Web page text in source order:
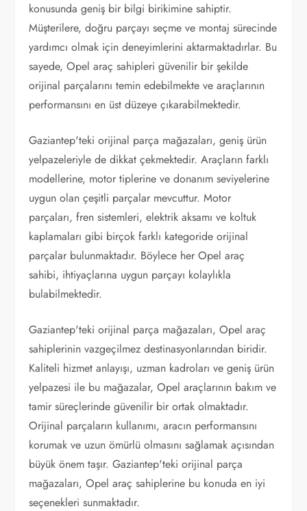
konusunda geniş bir bilgi birikimine sahiptir.
Müşterilere, doğru parçayı seçme ve montaj sürecinde
yardımcı olmak için deneyimlerini aktarmaktadırlar. Bu
sayede, Opel araç sahipleri güvenilir bir şekilde
orijinal parçalarını temin edebilmekte ve araçlarının
performansını en üst düzeye çıkarabilmektedir.
Gaziantep'teki orijinal parça mağazaları, geniş ürün
yelpazeleriyle de dikkat çekmektedir. Araçların farklı
modellerine, motor tiplerine ve donanım seviyelerine
uygun olan çeşitli parçalar mevcuttur. Motor
parçaları, fren sistemleri, elektrik aksamı ve koltuk
kaplamaları gibi birçok farklı kategoride orijinal
parçalar bulunmaktadır. Böylece her Opel araç
sahibi, ihtiyaçlarına uygun parçayı kolaylıkla
bulabilmektedir.
Gaziantep'teki orijinal parça mağazaları, Opel araç
sahiplerinin vazgeçilmez destinasyonlarından biridir.
Kaliteli hizmet anlayışı, uzman kadroları ve geniş ürün
yelpazesi ile bu mağazalar, Opel araçlarının bakım ve
tamir süreçlerinde güvenilir bir ortak olmaktadır.
Orijinal parçaların kullanımı, aracın performansını
korumak ve uzun ömürlü olmasını sağlamak açısından
büyük önem taşır. Gaziantep'teki orijinal parça
mağazaları, Opel araç sahiplerine bu konuda en iyi
seçenekleri sunmaktadır.